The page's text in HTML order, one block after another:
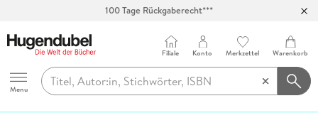
100 Tage Rückgaberecht***
Hugendubel
Menu
Filiale Konto Merkzettel Warenkorb